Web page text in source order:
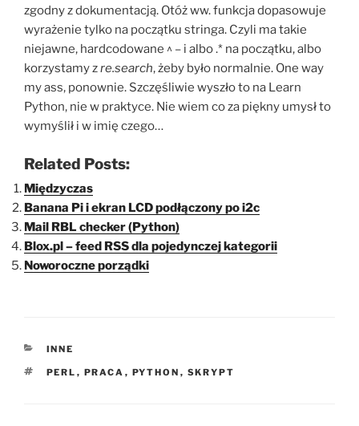
zgodny z dokumentacją. Otóż ww. funkcja dopasowuje
wyrażenie tylko na początku stringa. Czyli ma takie
niejawne, hardcodowane ^ – i albo .* na początku, albo
korzystamy zre.search, żeby było normalnie. One way
my ass, ponownie. Szczęśliwie wyszło to na Learn
Python, nie w praktyce. Nie wiem co za piękny umysł to
wymyślił i w imię czego…
Related Posts:
Międzyczas
Banana Pi i ekran LCD podłączony po i2c
Mail RBL checker (Python)
Blox.pl – feed RSS dla pojedynczej kategorii
Noworoczne porządki
KATEGORIE
INNE
TAGI
PERL , PRACA , PYTHON , SKRYPT